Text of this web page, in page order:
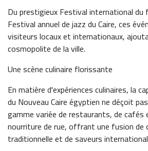
Du prestigieux Festival international du
Festival annuel de jazz du Caire, ces
visiteurs locaux et internationaux,
cosmopolite de la ville.
Une scène culinaire florissante
En matière d'expériences culinaires, la
du Nouveau Caire égyptien ne déçoit
gamme variée de restaurants, de cafés
nourriture de rue, offrant une fusion de
traditionnelle et de saveurs